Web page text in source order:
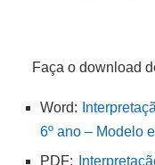
Faça o download
Word:
6º ano – Modelo
PDF: